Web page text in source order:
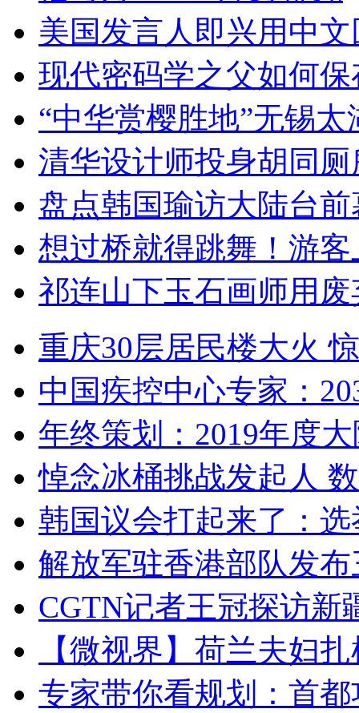
美国发言人即兴用中
现代密码学之父如何
“中华赏樱胜地”无锡
清华设计师投身胡同
盘点韩国瑜访大陆台
想过桥就得跳舞！游客
祁连山下玉石画师用
重庆30层居民楼大火
中国疾控中心专家：
年终策划：2019年度
悼念冰桶挑战发起人
韩国议会打起来了：
解放军驻香港部队发
CGTN记者王冠探访新
【微视界】荷兰夫妇
专家带你看规划：首